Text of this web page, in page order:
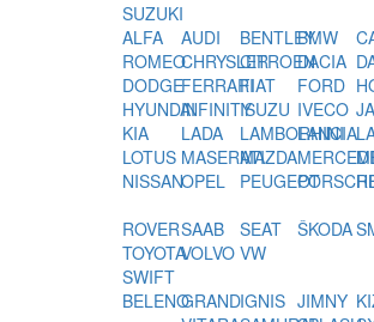
SUZUKI
ALFA
ROMEO
AUDI BENTLEYBMW
CHRYSLERCITROENDACIA
DODGEFERRARIFIAT FORD
HYUNDAIINFINITYISUZU IVECO
KIA
LADA LAMBORHINI
LANCIA
LOTUS MASERATIMAZDA
NISSANOPEL PEUGEOT
ROVERSAAB SEAT ŠKODA
TOYOTAVOLVO VW
SWIFT
BELENOGRANDIGNIS JIMNY